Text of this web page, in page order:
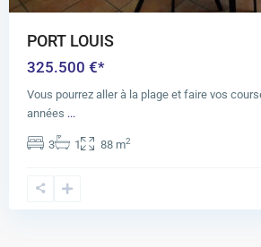
PORT LOUIS
325.500 €*
Vous pourrez aller à la plage et faire vos
années ...
3 1 88 m2